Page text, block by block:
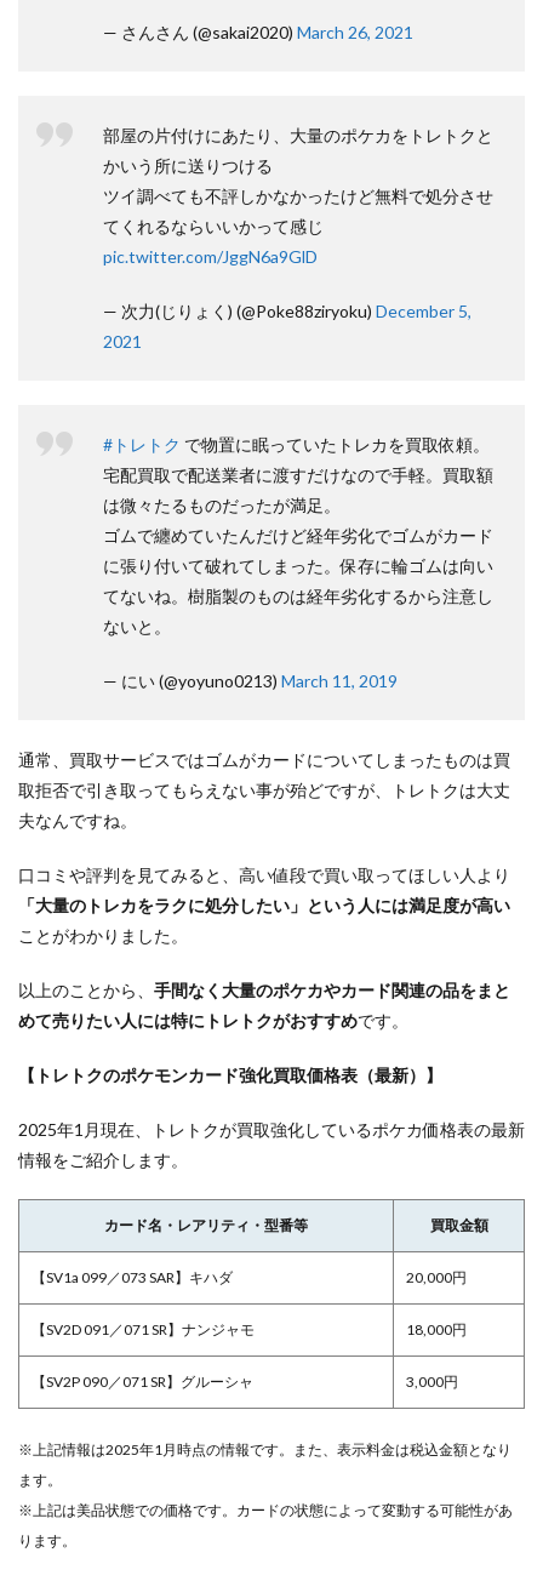
— さんさん (@sakai2020) March 26, 2021
部屋の片付けにあたり、大量のポケカをトレトクと
かいう所に送りつける
ツイ調べても不評しかなかったけど無料で処分させ
てくれるならいいかって感じ
pic.twitter.com/JggN6a9GlD
— 次力(じりょく) (@Poke88ziryoku) December 5,
2021
#トレトク で物置に眠っていたトレカを買取依頼。
宅配買取で配送業者に渡すだけなので手軽。買取額
は微々たるものだったが満足。
ゴムで纏めていたんだけど経年劣化でゴムがカード
に張り付いて破れてしまった。保存に輪ゴムは向い
てないね。樹脂製のものは経年劣化するから注意し
ないと。
— にい (@yoyuno0213) March 11, 2019
通常、買取サービスではゴムがカードについてしまったものは買
取拒否で引き取ってもらえない事が殆どですが、トレトクは大丈
夫なんですね。
口コミや評判を見てみると、高い値段で買い取ってほしい人より
「大量のトレカをラクに処分したい」という人には満足度が高い
ことがわかりました。
以上のことから、 手間なく大量のポケカやカード関連の品をまと
めて売りたい人には特にトレトクがおすすめです。
【トレトクのポケモンカード強化買取価格表（最新）】
2025年1月現在、トレトクが買取強化しているポケカ価格表の最新
情報をご紹介します。
カード名・レアリティ・型番等 買取金額
【SV1a 099／073 SAR】キハダ 20,000円
【SV2D 091／071 SR】ナンジャモ 18,000円
【SV2P 090／071 SR】グルーシャ 3,000円
※上記情報は2025年1月時点の情報です。また、表示料金は税込金額となり
ます。
※上記は美品状態での価格です。カードの状態によって変動する可能性があ
ります。